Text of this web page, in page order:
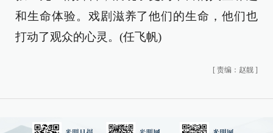
和生命体验。戏剧滋养了他们的生命，他们也
打动了观众的心灵。(任飞帆)
[ 责编：赵靓 ]